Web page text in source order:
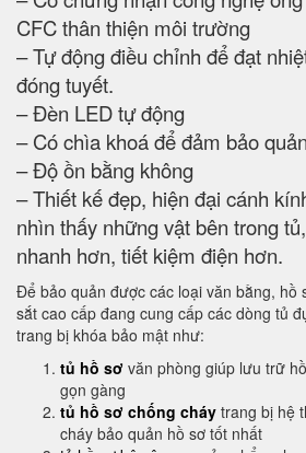
CFC thân thiện môi trường
– Tự động điều chỉnh để đạt
đóng tuyết.
– Đèn LED tự động
– Có chìa khoá để đảm bảo
– Độ ồn bằng không
– Thiết kế đẹp, hiện đại cánh
nhìn thấy những vật bên trong
nhanh hơn, tiết kiệm điện hơn.
Để bảo quản được các loại văn bằng, hồ
sắt cao cấp đang cung cấp các dòng tủ
trang bị khóa bảo mật như:
tủ hồ sơ văn phòng giúp lưu trữ
gọn gàng
tủ hồ sơ chống cháy trang bị hệ
cháy bảo quản hồ sơ tốt nhất